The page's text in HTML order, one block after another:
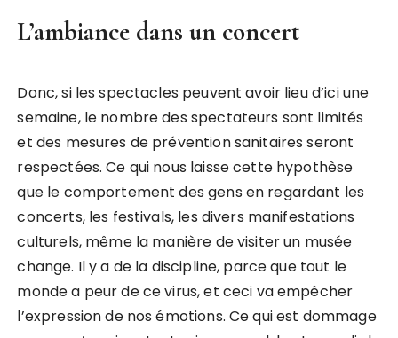
L’ambiance dans un concert
Donc, si les spectacles peuvent avoir lieu d’ici une
semaine, le nombre des spectateurs sont limités
et des mesures de prévention sanitaires seront
respectées. Ce qui nous laisse cette hypothèse
que le comportement des gens en regardant les
concerts, les festivals, les divers manifestations
culturels, même la manière de visiter un musée
change. Il y a de la discipline, parce que tout le
monde a peur de ce virus, et ceci va empêcher
l’expression de nos émotions. Ce qui est dommage